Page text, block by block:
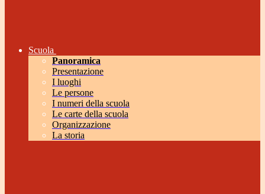
Scuola
Panoramica
Presentazione
I luoghi
Le persone
I numeri della scuola
Le carte della scuola
Organizzazione
La storia